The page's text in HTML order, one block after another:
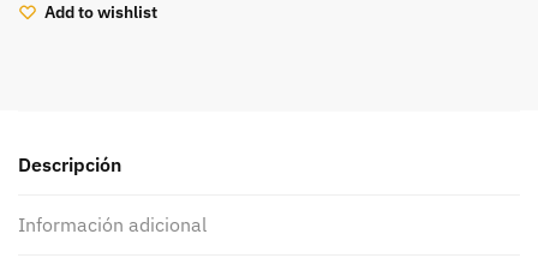
Add to wishlist
Descripción
Información adicional